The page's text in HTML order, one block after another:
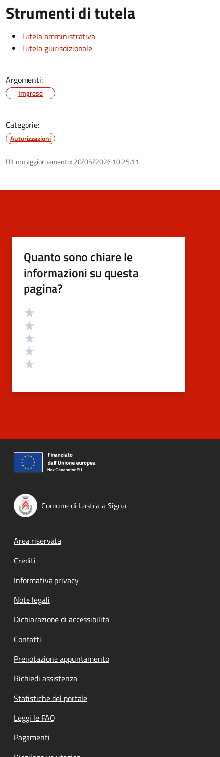
Strumenti di tutela
Tutela amministrativa
Tutela giurisdizionale
Argomenti:
Imprese
Categorie:
Autorizzazioni
Ultimo aggiornamento: 20/05/2026 10:25.11
Quanto sono chiare le
informazioni su questa
pagina?
Valutazione
Comune di Lastra a Signa
Footer menu
Area riservata
Crediti
Informativa privacy
Note legali
Dichiarazione di accessibilità
Contatti
Prenotazione appuntamento
Richiedi assistenza
Statistiche del portale
Leggi le FAQ
Pagamenti